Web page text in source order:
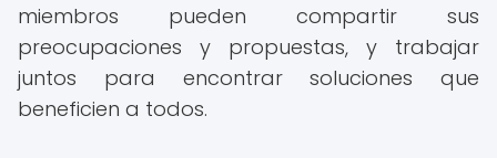
miembros pueden compartir sus
preocupaciones y propuestas, y trabajar
juntos para encontrar soluciones que
beneficien a todos.